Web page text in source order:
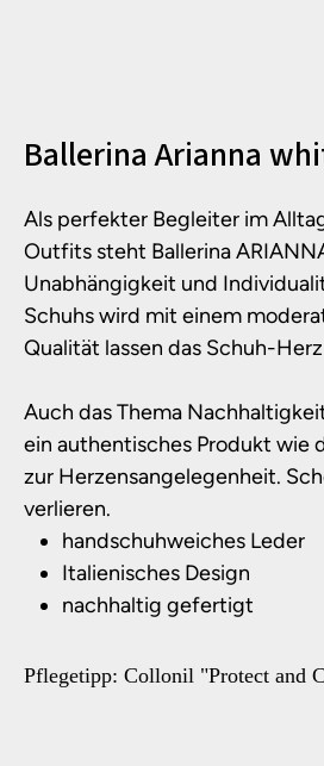
Ballerina Arianna
Als perfekter Begleiter im
Outfits steht Ballerina
Unabhängigkeit und
Schuhs wird mit einem
Qualität lassen das Schuh-
Auch das Thema
ein authentisches Produkt wie
zur Herzensangelegenheit.
verlieren.
handschuhweiches Leder
Italienisches Design
nachhaltig gefertigt
Pflegetipp: Collonil "Protect and